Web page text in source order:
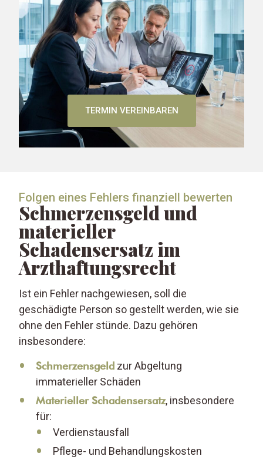
TERMIN VEREINBAREN
Folgen eines Fehlers finanziell bewerten
Schmerzensgeld und
materieller
Schadensersatz im
Arzthaftungsrecht
Ist ein Fehler nachgewiesen, soll die
geschädigte Person so gestellt werden, wie sie
ohne den Fehler stünde. Dazu gehören
insbesondere:
Schmerzensgeldzur Abgeltung
immaterieller Schäden
Materieller Schadensersatz, insbesondere
für:
Verdienstausfall
Pflege- und Behandlungskosten